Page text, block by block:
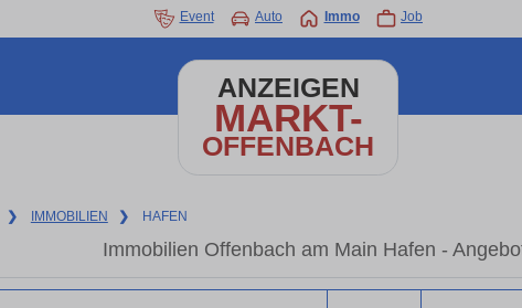
Event Auto Immo Job
ANZEIGEN
MARKT-
OFFENBACH
❯ IMMOBILIEN ❯ HAFEN
Immobilien Offenbach am Main Hafen -